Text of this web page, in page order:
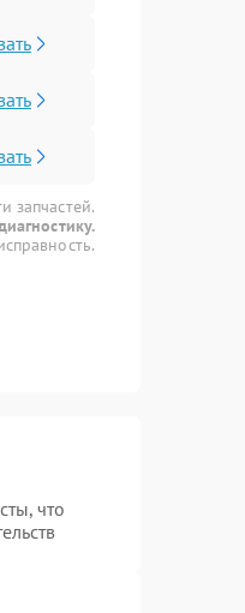
запчастей.
что